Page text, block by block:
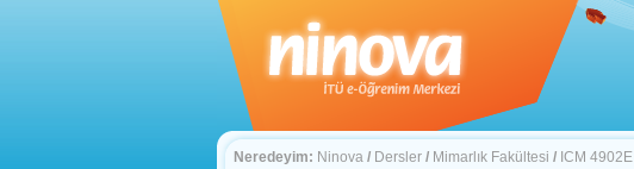
Neredeyim: Ninova / Dersler / Mimarlık Fakültesi / ICM 4902E